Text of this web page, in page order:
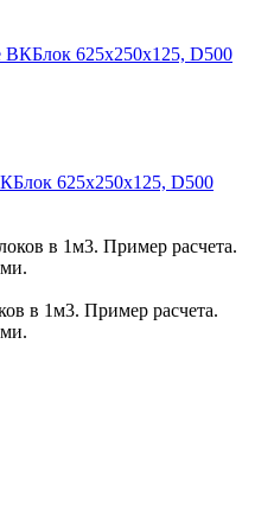
625х250х125, D500
в 1м3. Пример расчета.